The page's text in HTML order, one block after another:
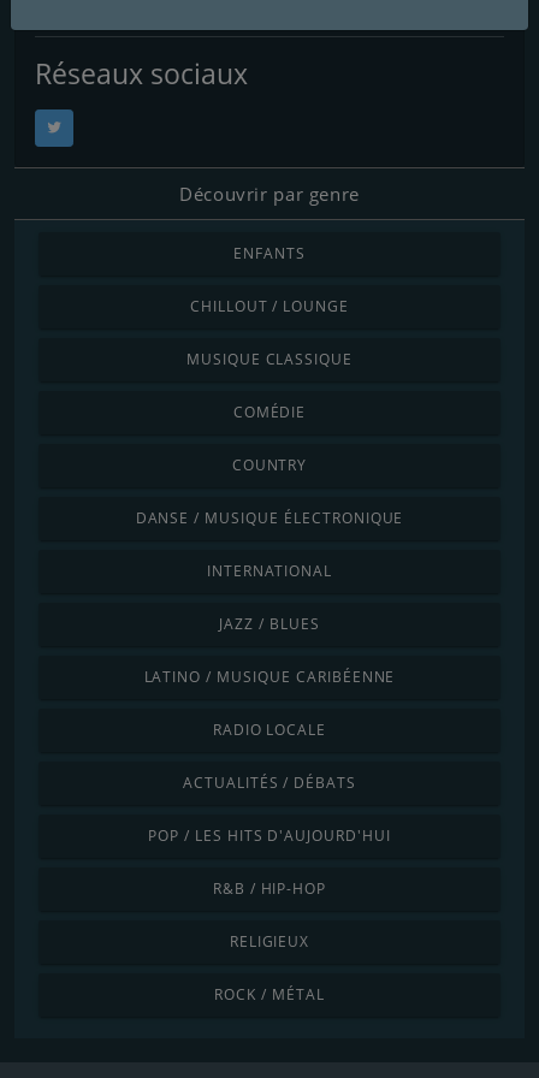
Réseaux sociaux
Découvrir par genre
ENFANTS
CHILLOUT / LOUNGE
MUSIQUE CLASSIQUE
COMÉDIE
COUNTRY
DANSE / MUSIQUE ÉLECTRONIQUE
INTERNATIONAL
JAZZ / BLUES
LATINO / MUSIQUE CARIBÉENNE
RADIO LOCALE
ACTUALITÉS / DÉBATS
POP / LES HITS D'AUJOURD'HUI
R&B / HIP-HOP
RELIGIEUX
ROCK / MÉTAL